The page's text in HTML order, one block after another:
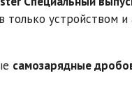
только устройством
самозарядные